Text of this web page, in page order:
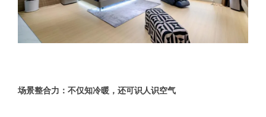
场景整合力：不仅知冷暖，还可识人识空气